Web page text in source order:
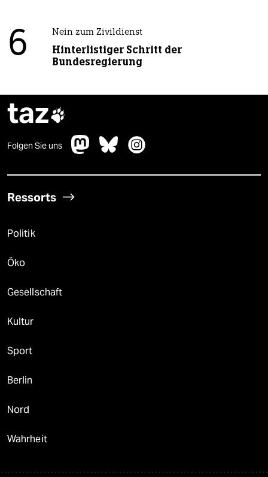
6 Nein zum Zivildienst
Hinterlistiger Schritt der
Bundesregierung
taz
Folgen Sie uns
Ressorts
Politik
Öko
Gesellschaft
Kultur
Sport
Berlin
Nord
Wahrheit